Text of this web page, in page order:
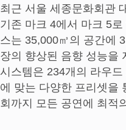
최근 서울 세종문화회관
기존 마크 4에서 마크 5
스는 35,000㎥의 공간에
장의 향상된 음향 성능을
시스템은 234개의 라우
에 맞는 다양한 프리셋을
회까지 모든 공연에 최적